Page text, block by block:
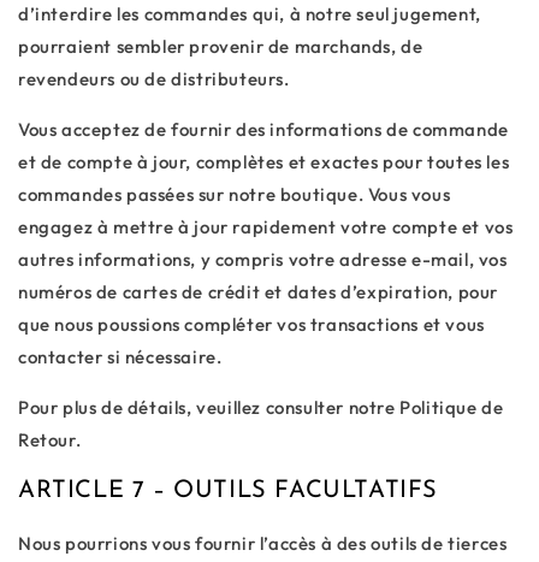
d’interdire les commandes qui, à notre seul jugement,
pourraient sembler provenir de marchands, de
revendeurs ou de distributeurs.
Vous acceptez de fournir des informations de commande
et de compte à jour, complètes et exactes pour toutes les
commandes passées sur notre boutique. Vous vous
engagez à mettre à jour rapidement votre compte et vos
autres informations, y compris votre adresse e-mail, vos
numéros de cartes de crédit et dates d’expiration, pour
que nous poussions compléter vos transactions et vous
contacter si nécessaire.
Pour plus de détails, veuillez consulter notre Politique de
Retour.
ARTICLE 7 – OUTILS FACULTATIFS
Nous pourrions vous fournir l’accès à des outils de tierces